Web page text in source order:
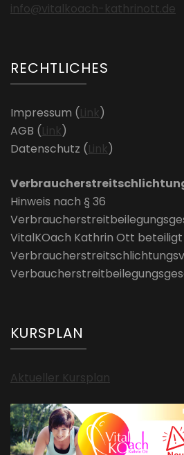
info@vitalkoach-kathrinott.de
RECHTLICHES
Impressum (Link)
AGB (Link)
Datenschutz (Link)
Hinweis nach § 36
VitalKOach Kathrin Ott
KURSPLAN
Aktueller Kursplan